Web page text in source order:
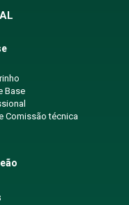
Base
Comissão técnica